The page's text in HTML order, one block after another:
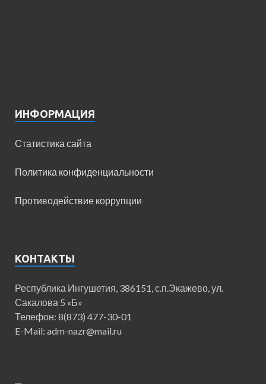
ИНФОРМАЦИЯ
Статистика сайта
Политика конфиденциальности
Противодействие коррупции
КОНТАКТЫ
Республика Ингушетия, 386151, с.п.Экажево, ул.
Сакалова 5 «Б»
Телефон: 8(873) 477-30-01
E-Mail: adm-nazr@mail.ru